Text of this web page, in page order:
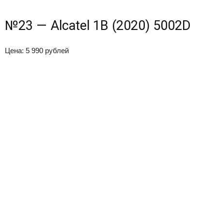
№23 — Alcatel 1B (2020) 5002D
Цена: 5 990 рублей